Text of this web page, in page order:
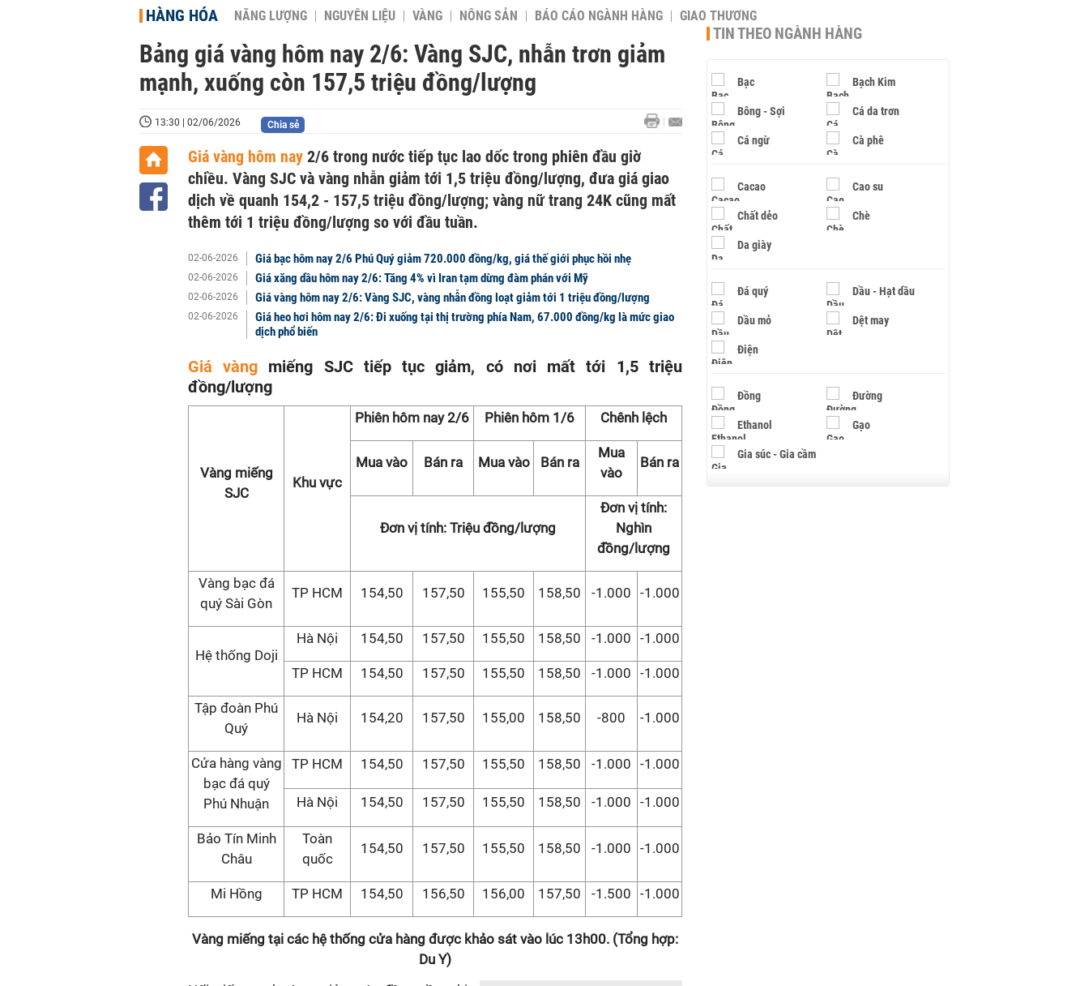
HÀNG HÓA NĂNG LƯỢNG NGUYÊN LIỆU VÀNG NÔNG SẢN BÁO CÁO NGÀNH HÀNG GIAO THƯƠNG
Bảng giá vàng hôm nay 2/6: Vàng SJC, nhẫn trơn giảm
mạnh, xuống còn 157,5 triệu đồng/lượng
13:30 | 02/06/2026 Chia sẻ
Giá vàng hôm nay 2/6 trong nước tiếp tục lao dốc trong phiên đầu giờ
chiều. Vàng SJC và vàng nhẫn giảm tới 1,5 triệu đồng/lượng, đưa giá giao
dịch về quanh 154,2 - 157,5 triệu đồng/lượng; vàng nữ trang 24K cũng mất
thêm tới 1 triệu đồng/lượng so với đầu tuần.
02-06-2026 Giá bạc hôm nay 2/6 Phú Quý giảm 720.000 đồng/kg, giá thế giới phục hồi nhẹ
02-06-2026 Giá xăng dầu hôm nay 2/6: Tăng 4% vì Iran tạm dừng đàm phán với Mỹ
02-06-2026 Giá vàng hôm nay 2/6: Vàng SJC, vàng nhẫn đồng loạt giảm tới 1 triệu đồng/lượng
02-06-2026
Giá heo hơi hôm nay 2/6: Đi xuống tại thị trường phía Nam, 67.000 đồng/kg là mức giao
dịch phổ biến
Giá vàng miếng SJC tiếp tục giảm, có nơi mất tới 1,5 triệu
đồng/lượng
Vàng miếng
SJC
Khu vực
Phiên hôm nay 2/6 Phiên hôm 1/6 Chênh lệch
Mua vào Bán ra Mua vào Bán ra
Mua
vào
Bán ra
Đơn vị tính: Triệu đồng/lượng
Đơn vị tính:
Nghìn
đồng/lượng
Vàng bạc đá
quý Sài Gòn
TP HCM 154,50 157,50 155,50 158,50 -1.000 -1.000
Hệ thống Doji
Hà Nội 154,50 157,50 155,50 158,50 -1.000 -1.000
TP HCM 154,50 157,50 155,50 158,50 -1.000 -1.000
Tập đoàn Phú
Quý
Hà Nội 154,20 157,50 155,00 158,50 -800 -1.000
Cửa hàng vàng
bạc đá quý
Phú Nhuận
TP HCM 154,50 157,50 155,50 158,50 -1.000 -1.000
Hà Nội 154,50 157,50 155,50 158,50 -1.000 -1.000
Bảo Tín Minh
Châu
Toàn
quốc
154,50 157,50 155,50 158,50 -1.000 -1.000
Mi Hồng TP HCM 154,50 156,50 156,00 157,50 -1.500 -1.000
Vàng miếng tại các hệ thống cửa hàng được khảo sát vào lúc 13h00. (Tổng hợp:
Du Y)
TIN THEO NGÀNH HÀNG
Bạc Bạch Kim
Bông - Sợi Cá da trơn
Cá ngừ Cà phê
Cacao Cao su
Chất dẻo Chè
Da giày
Đá quý Dầu - Hạt dầu
Dầu mỏ Dệt may
Điện
Đồng Đường
Ethanol Gạo
Gia súc - Gia cầm